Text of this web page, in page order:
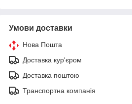
Умови доставки
Нова Пошта
Доставка кур'єром
Доставка поштою
Транспортна компанія